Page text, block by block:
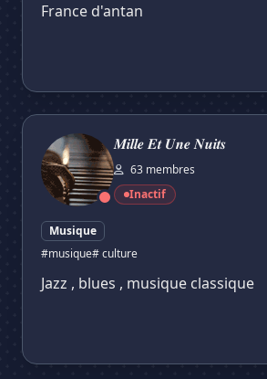
France d'antan
𝑴𝒊𝒍𝒍𝒆 𝑬𝒕 𝑼𝒏𝒆 𝑵𝒖𝒊𝒕𝒔
𝑴𝒊𝒍𝒍𝒆 𝑬𝒕 𝑼𝒏𝒆 𝑵𝒖𝒊𝒕𝒔
63 membres
Inactif
Musique
#musique# culture
Jazz , blues , musique classique